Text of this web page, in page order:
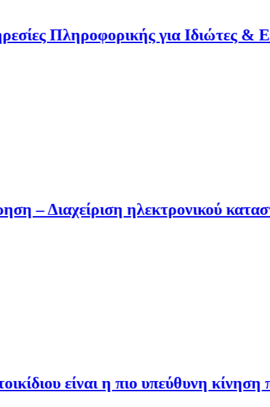
για Ιδιώτες & Επιχειρήσεις
ηλεκτρονικού καταστήματος
η πιο υπεύθυνη κίνηση που